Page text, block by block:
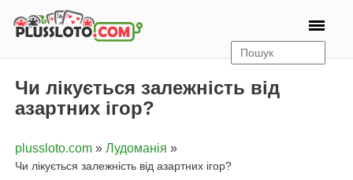
Чи лікується залежність від
азартних ігор?
plussloto.com »Лудоманія»
чи лікується залежність від азартних ігор?